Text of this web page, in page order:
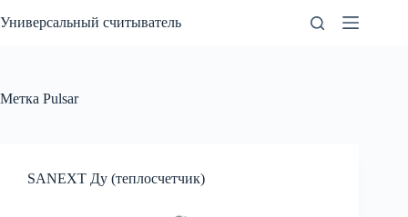
к
Универсальный считыватель
Метка Pulsar
SANEXT Ду (теплосчетчик)